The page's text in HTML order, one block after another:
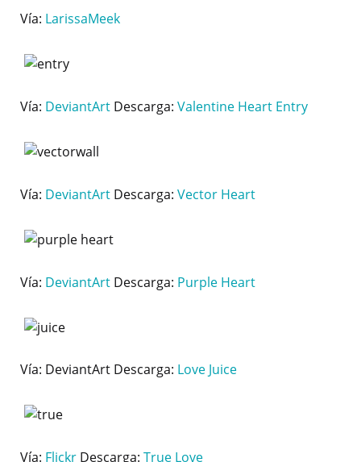
Vía: LarissaMeek
Vía: DeviantArt Descarga: Valentine Heart Entry
Vía: DeviantArt Descarga: Vector Heart
Vía: DeviantArt Descarga: Purple Heart
Vía: DeviantArt Descarga: Love Juice
Vía: Flickr Descarga: True Love